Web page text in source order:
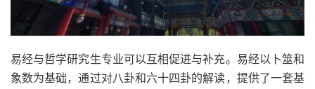
易经与哲学研究生专业可以互相促进与补充。易经以卜筮和
象数为基础，通过对八卦和六十四卦的解读，提供了一套基